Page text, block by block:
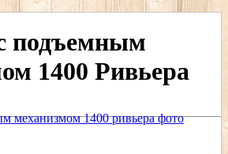
подъемным
1400 Ривьера